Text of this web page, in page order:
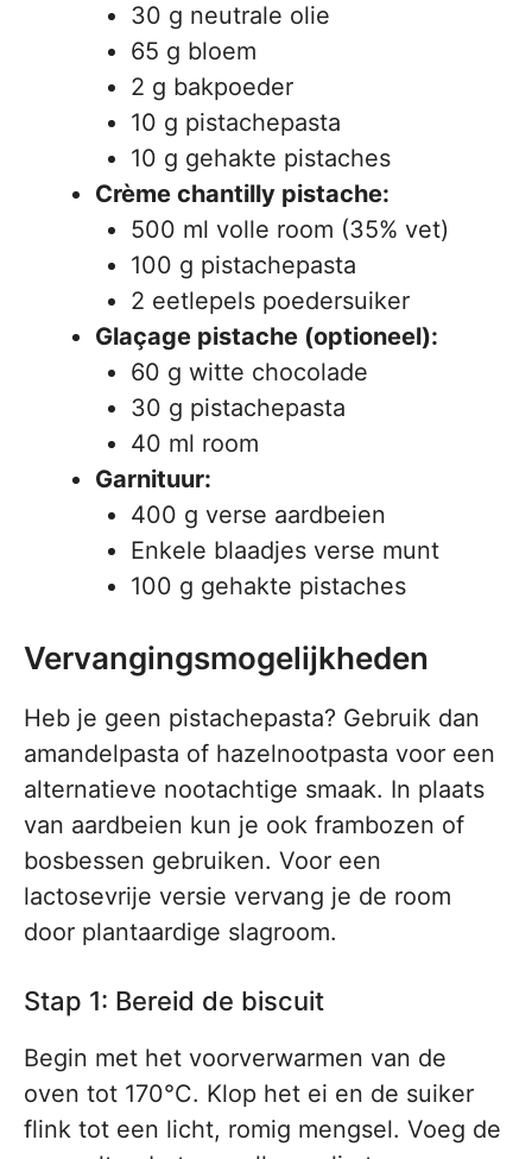
30 g neutrale olie
65 g bloem
2 g bakpoeder
10 g pistachepasta
10 g gehakte pistaches
Crème chantilly pistache:
500 ml volle room (35% vet)
100 g pistachepasta
2 eetlepels poedersuiker
Glaçage pistache (optioneel):
60 g witte chocolade
30 g pistachepasta
40 ml room
Garnituur:
400 g verse aardbeien
Enkele blaadjes verse munt
100 g gehakte pistaches
Vervangingsmogelijkheden
Heb je geen pistachepasta? Gebruik dan
amandelpasta of hazelnootpasta voor een
alternatieve nootachtige smaak. In plaats
van aardbeien kun je ook frambozen of
bosbessen gebruiken. Voor een
lactosevrije versie vervang je de room
door plantaardige slagroom.
Stap 1: Bereid de biscuit
Begin met het voorverwarmen van de
oven tot 170°C. Klop het ei en de suiker
flink tot een licht, romig mengsel. Voeg de